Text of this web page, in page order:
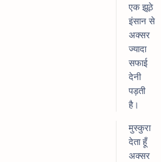
एक झूठे
इंसान से
अक्सर
ज्यादा
सफाई
देनी
पड़ती
है।
मुस्कुरा
देता हूँ
अक्सर